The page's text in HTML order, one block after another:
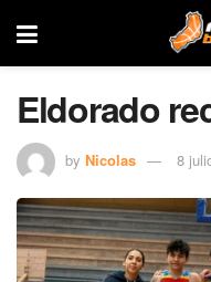
Eldorado
by Nicolas 8